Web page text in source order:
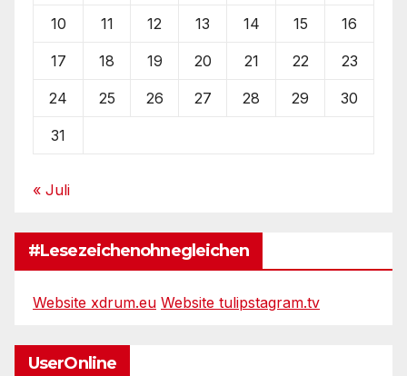
10 11 12 13 14 15 16
17 18 19 20 21 22 23
24 25 26 27 28 29 30
31
« Juli
#Lesezeichenohnegleichen
Website xdrum.eu Website tulipstagram.tv
UserOnline